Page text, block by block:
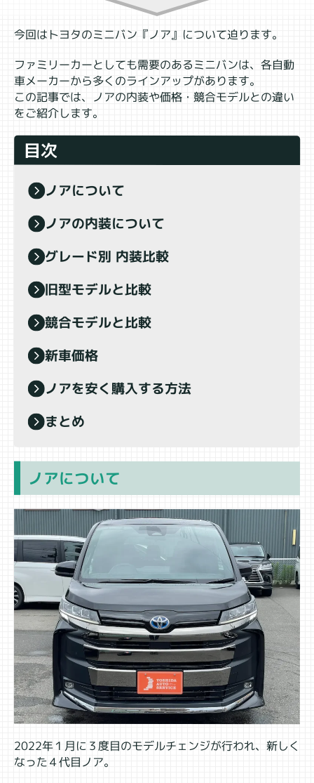
今回はトヨタのミニバン『ノア』について迫ります。
ファミリーカーとしても需要のあるミニバンは、各自動
車メーカーから多くのラインアップがあります。
この記事では、ノアの内装や価格・競合モデルとの違い
をご紹介します。
目次
ノアについて
ノアの内装について
グレード別 内装比較
旧型モデルと比較
競合モデルと比較
新車価格
ノアを安く購入する方法
まとめ
ノアについて
2022年１月に３度目のモデルチェンジが行われ、新しく
なった４代目ノア。